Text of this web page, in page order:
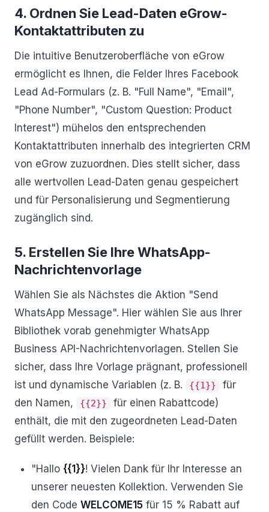
4. Ordnen Sie Lead-Daten eGrow-
Kontaktattributen zu
Die intuitive Benutzeroberfläche von eGrow
ermöglicht es Ihnen, die Felder Ihres Facebook
Lead Ad-Formulars (z. B. "Full Name", "Email",
"Phone Number", "Custom Question: Product
Interest") mühelos den entsprechenden
Kontaktattributen innerhalb des integrierten CRM
von eGrow zuzuordnen. Dies stellt sicher, dass
alle wertvollen Lead-Daten genau gespeichert
und für Personalisierung und Segmentierung
zugänglich sind.
5. Erstellen Sie Ihre WhatsApp-
Nachrichtenvorlage
Wählen Sie als Nächstes die Aktion "Send
WhatsApp Message". Hier wählen Sie aus Ihrer
Bibliothek vorab genehmigter WhatsApp
Business API-Nachrichtenvorlagen. Stellen Sie
sicher, dass Ihre Vorlage prägnant, professionell
ist und dynamische Variablen (z. B.
{{1}}
für
den Namen,
{{2}}
für einen Rabattcode)
enthält, die mit den zugeordneten Lead-Daten
gefüllt werden. Beispiele:
"Hallo {{1}}! Vielen Dank für Ihr Interesse an
unserer neuesten Kollektion. Verwenden Sie
den Code WELCOME15 für 15 % Rabatt auf